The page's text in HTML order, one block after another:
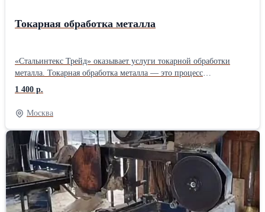
Токарная обработка металла
«Стальинтекс Трейд» оказывает услуги токарной обработки
металла. Токарная обработка металла — это процесс
механической обработки, при котором заготовка вращается
вокруг своей оси, а инструмент (обычно токарный резец)
перемещается по радиусу и длине детали, удаляя материал и
придавая изделию нужную форму и размеры. Этот метод
широко используется для создания цилиндрических, конусных и
других сложных форм. Токарная обработка применяется в
различных отраслях промышленности, таких как
машиностроение, автомобилестроение, авиастроение и других,
где требуется высокая точность изготовления деталей. Токарные
работы: от 1 400 руб./ч. Срочные токарные работы: от 2000 руб./
ч. Токарные работы минимальный заказ от 20 000 руб. Другие
1 400 р.
Москва